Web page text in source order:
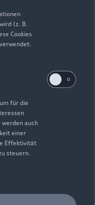
(z. B.
Cookies
für die
auch
einer
Effektivität
steuern.